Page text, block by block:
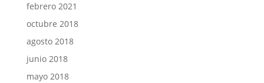
febrero 2021
octubre 2018
agosto 2018
junio 2018
mayo 2018